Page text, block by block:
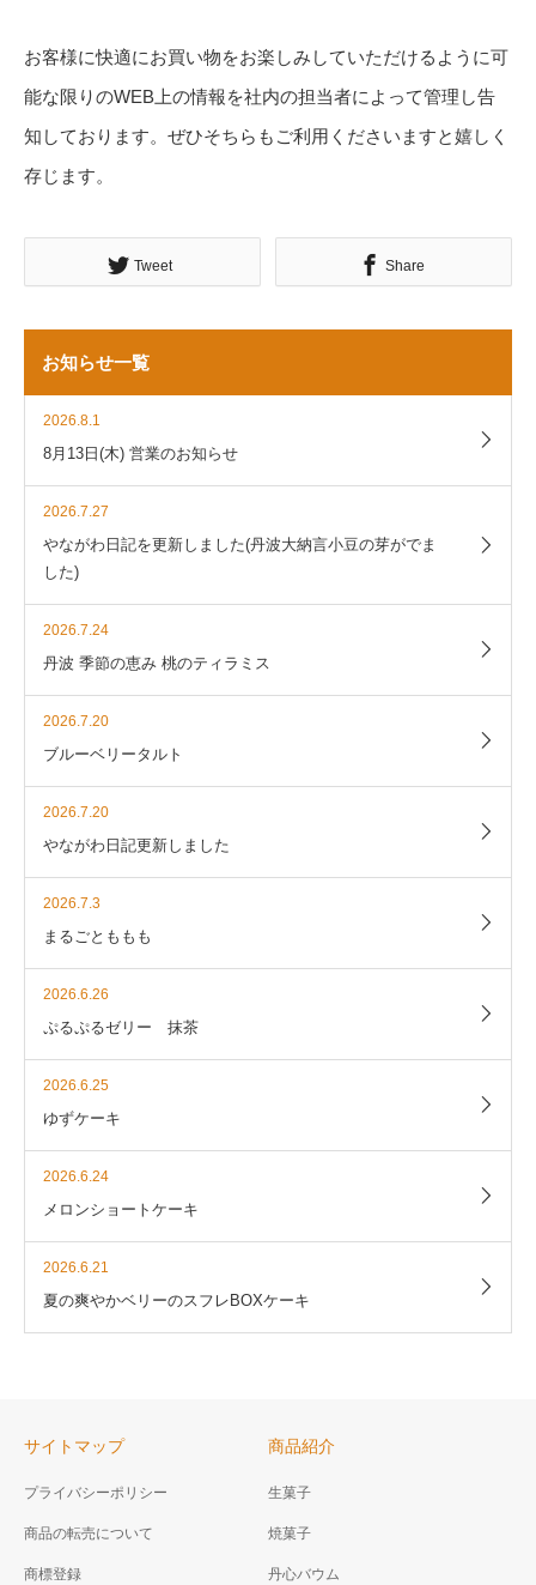
お客様に快適にお買い物をお楽しみしていただけるように可
能な限りのWEB上の情報を社内の担当者によって管理し告
知しております。ぜひそちらもご利用くださいますと嬉しく
存じます。
Tweet Share
お知らせ一覧
2026.8.1
8月13日(木) 営業のお知らせ
2026.7.27
やながわ日記を更新しました(丹波大納言小豆の芽がでま
した)
2026.7.24
丹波 季節の恵み 桃のティラミス
2026.7.20
ブルーベリータルト
2026.7.20
やながわ日記更新しました
2026.7.3
まるごとももも
2026.6.26
ぷるぷるゼリー 抹茶
2026.6.25
ゆずケーキ
2026.6.24
メロンショートケーキ
2026.6.21
夏の爽やかベリーのスフレBOXケーキ
サイトマップ
プライバシーポリシー
商品の転売について
商標登録
商品紹介
生菓子
焼菓子
丹心バウム